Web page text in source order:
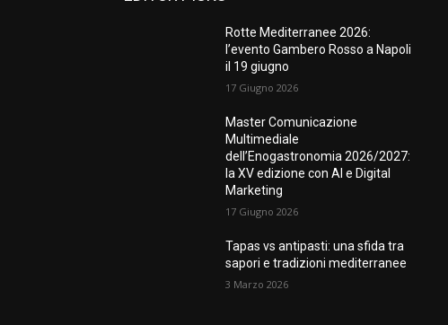
Rotte Mediterranee 2026:
l’evento Gambero Rosso a Napoli
il 19 giugno
17 Giugno 2026
Master Comunicazione
Multimediale
dell’Enogastronomia 2026/2027:
la XV edizione con AI e Digital
Marketing
17 Giugno 2026
Tapas vs antipasti: una sfida tra
sapori e tradizioni mediterranee
3 Marzo 2026